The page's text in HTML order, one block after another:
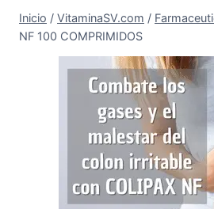
Inicio / VitaminaSV.com /
NF 100 COMPRIMIDOS